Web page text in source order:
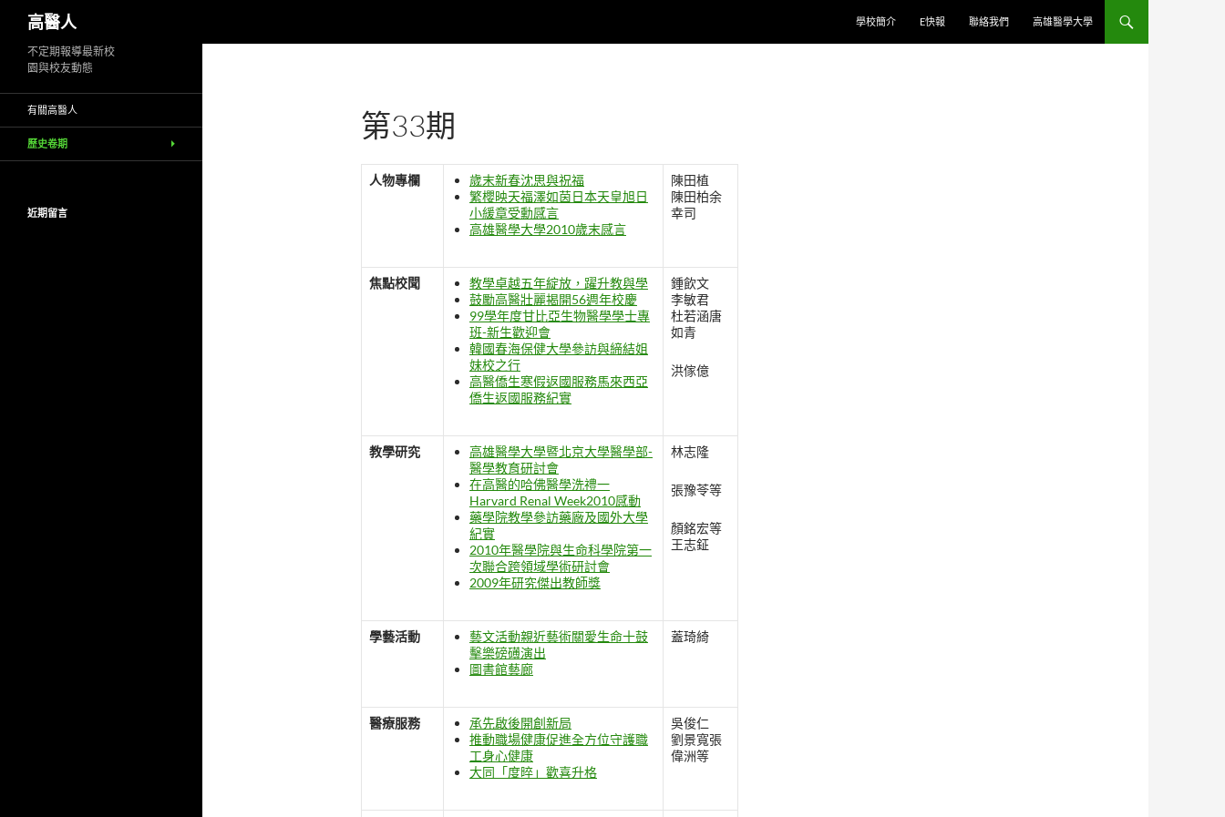
主
容
高醫人 學校簡介 E快報 聯絡我們 高雄醫學大學
第33期
人物專欄
歲末新春沈思與祝福
繁櫻映天福澤如茵日本天皇旭日
小緩章受勳感言
高雄醫學大學2010歲末感言
陳田植
陳田柏余
幸司
焦點校聞
教學卓越五年綻放，躍升教與學
鼓勵高醫壯麗揭開56週年校慶
99學年度甘比亞生物醫學學士專
班-新生歡迎會
韓國春海保健大學參訪與締結姐
妹校之行
高醫僑生寒假返國服務馬來西亞
僑生返國服務紀實
鍾飲文
李敏君
杜若涵唐
如青
洪傢億
教學研究
高雄醫學大學暨北京大學醫學部-
醫學教育研討會
在高醫的哈佛醫學洗禮一
Harvard Renal Week2010感動
藥學院教學參訪藥廠及國外大學
紀實
2010年醫學院與生命科學院第一
次聯合跨領域學術研討會
2009年研究傑出教師獎
林志隆
張豫苓等
顏銘宏等
王志鉦
學藝活動
藝文活動親近藝術關愛生命十鼓
擊樂磅礡演出
圖書館藝廊
蓋琦綺
醫療服務
承先啟後開創新局
推動職場健康促進全方位守護職
工身心健康
大同「度晬」歡喜升格
吳俊仁
劉景寬張
偉洲等
不定期報導最新校
園與校友動態
有關高醫人
歷史卷期
近期留言